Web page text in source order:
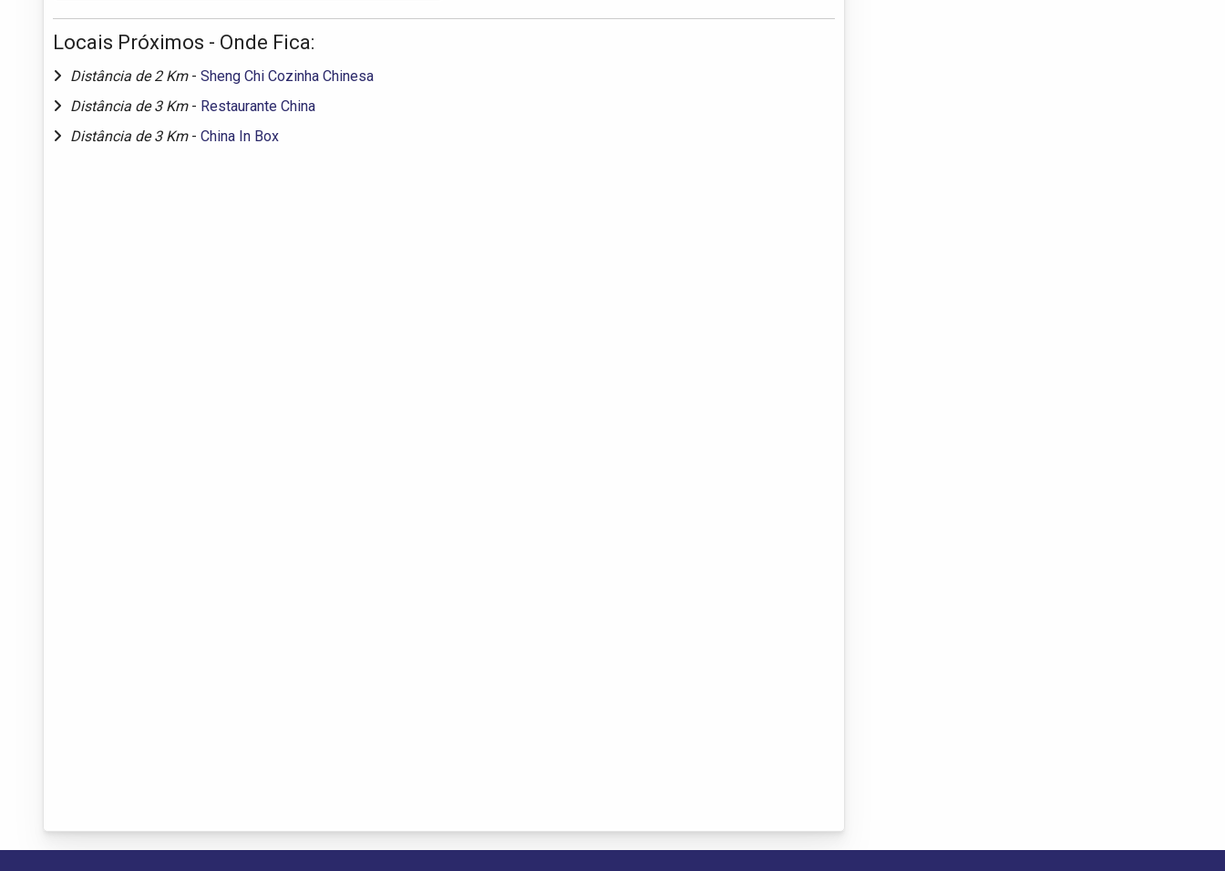
Locais Próximos - Onde Fica:
Distância de 2 Km - Sheng Chi Cozinha Chinesa
Distância de 3 Km - Restaurante China
Distância de 3 Km - China In Box